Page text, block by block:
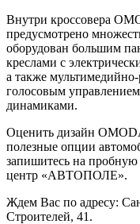
Внутри кроссовера
предусмотрено
оборудован большим
креслами с
а также
голосовым
динамиками.
Оценить дизайн
полезные опции
запишитесь на
центр «АВТОПОЛЕ».
Ждем Вас по адресу:
Строителей, 41.